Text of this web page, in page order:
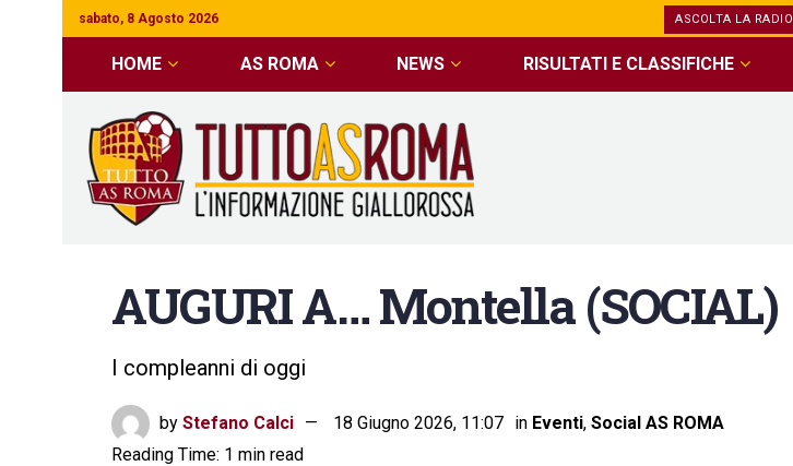
sabato, 8 Agosto 2026 ASCOLTA LA RADIO
HOME AS ROMA NEWS RISULTATI E CLASSIFICHE
AUGURI A… Montella (SOCIAL)
I compleanni di oggi
by Stefano Calci 18 Giugno 2026, 11:07 in Eventi, Social AS ROMA
Reading Time: 1 min read